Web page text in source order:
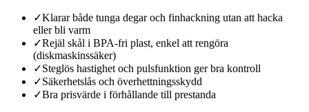
✓Klarar både tunga degar och finhackning utan att hacka
eller bli varm
✓Rejäl skål i BPA-fri plast, enkel att rengöra
(diskmaskinssäker)
✓Steglös hastighet och pulsfunktion ger bra kontroll
✓Säkerhetslås och överhettningsskydd
✓Bra prisvärde i förhållande till prestanda